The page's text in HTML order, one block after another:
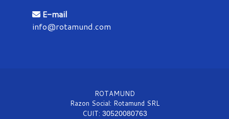
E-mail
info@rotamund.com
ROTAMUND
Razon Social: Rotamund SRL
CUIT: 30520080763